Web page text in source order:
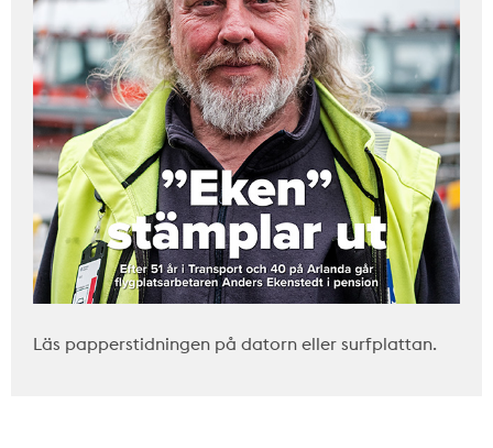
Läs papperstidningen på datorn eller surfplattan.